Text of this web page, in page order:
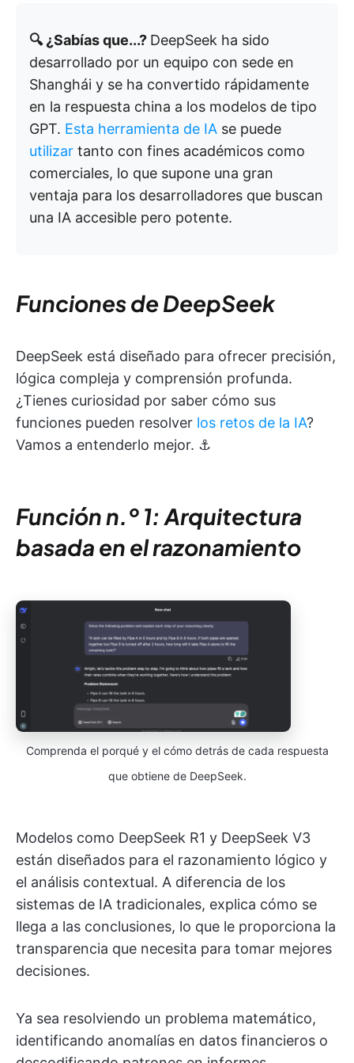
🔍 ¿Sabías que...? DeepSeek ha sido
desarrollado por un equipo con sede en
Shanghái y se ha convertido rápidamente
en la respuesta china a los modelos de tipo
GPT. Esta herramienta de IA se puede
utilizar tanto con fines académicos como
comerciales, lo que supone una gran
ventaja para los desarrolladores que buscan
una IA accesible pero potente.
Funciones de DeepSeek
DeepSeek está diseñado para ofrecer precisión,
lógica compleja y comprensión profunda.
¿Tienes curiosidad por saber cómo sus
funciones pueden resolver los retos de la IA?
Vamos a entenderlo mejor. ⚓
Función n.º 1: Arquitectura
basada en el razonamiento
Comprenda el porqué y el cómo detrás de cada respuesta
que obtiene de DeepSeek.
Modelos como DeepSeek R1 y DeepSeek V3
están diseñados para el razonamiento lógico y
el análisis contextual. A diferencia de los
sistemas de IA tradicionales, explica cómo se
llega a las conclusiones, lo que le proporciona la
transparencia que necesita para tomar mejores
decisiones.
Ya sea resolviendo un problema matemático,
identificando anomalías en datos financieros o